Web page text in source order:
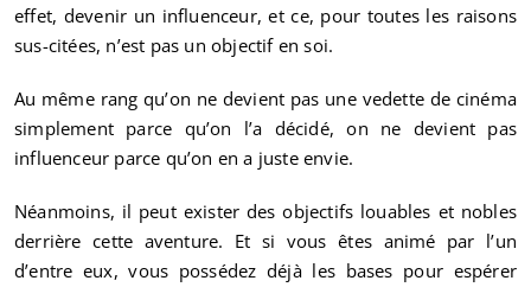
effet, devenir un influenceur, et ce, pour toutes les raisons
sus-citées, n’est pas un objectif en soi.
Au même rang qu’on ne devient pas une vedette de cinéma
simplement parce qu’on l’a décidé, on ne devient pas
influenceur parce qu’on en a juste envie.
Néanmoins, il peut exister des objectifs louables et nobles
derrière cette aventure. Et si vous êtes animé par l’un
d’entre eux, vous possédez déjà les bases pour espérer